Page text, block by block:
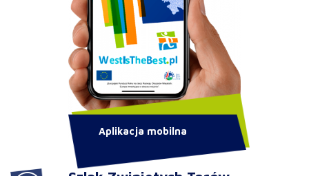
Aplikacja mobilna